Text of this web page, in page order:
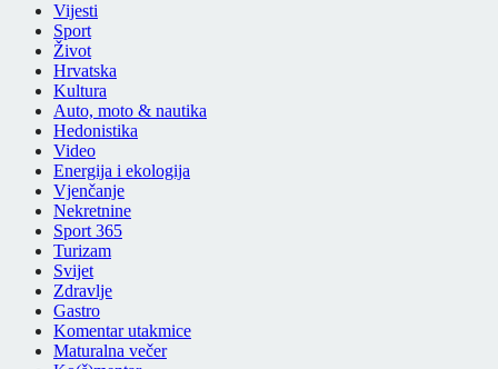
Vijesti
Sport
Život
Hrvatska
Kultura
Auto, moto & nautika
Hedonistika
Video
Energija i ekologija
Vjenčanje
Nekretnine
Sport 365
Turizam
Svijet
Zdravlje
Gastro
Komentar utakmice
Maturalna večer